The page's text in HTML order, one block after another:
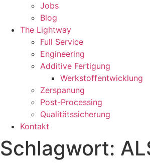
Jobs
Blog
The Lightway
Full Service
Engineering
Additive Fertigung
Werkstoffentwicklung
Zerspanung
Post-Processing
Qualitätssicherung
Kontakt
Schlagwort: